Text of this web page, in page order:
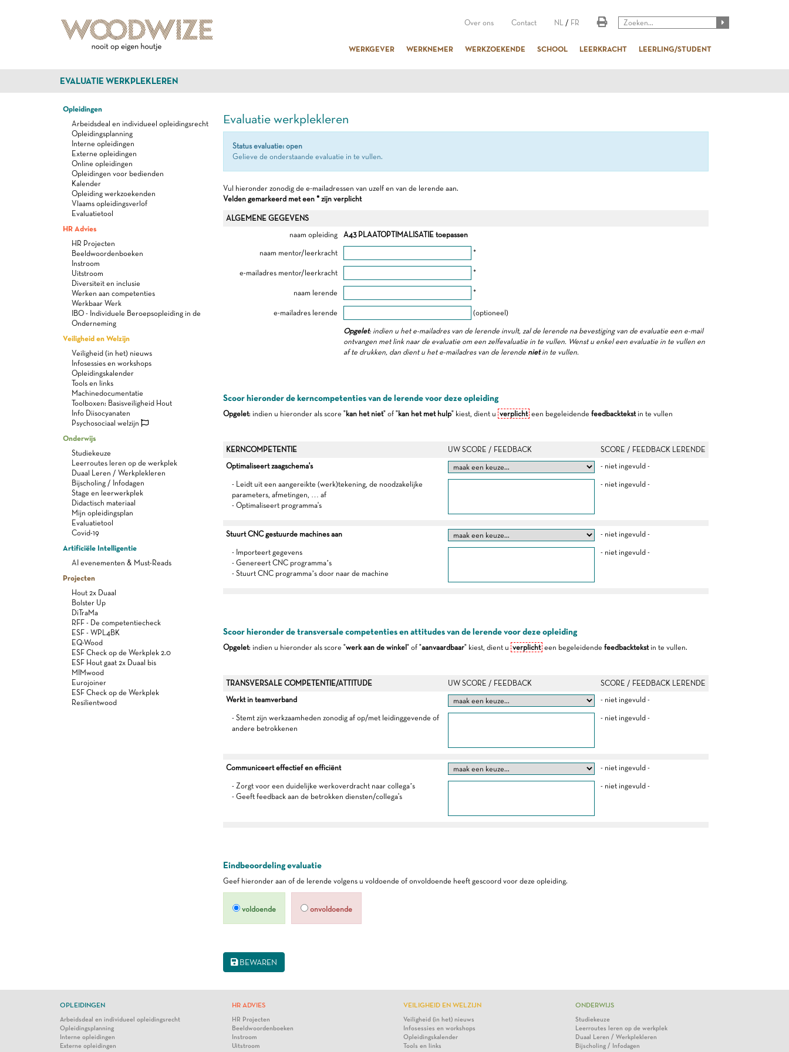
Over ons Contact NL / FR
WERKGEVER WERKNEMER WERKZOEKENDE SCHOOL LEERKRACHT LEERLING/STUDENT
EVALUATIE WERKPLEKLEREN
Opleidingen
Arbeidsdeal en individueel opleidingsrecht
Opleidingsplanning
Interne opleidingen
Externe opleidingen
Online opleidingen
Opleidingen voor bedienden
Kalender
Opleiding werkzoekenden
Vlaams opleidingsverlof
Evaluatietool
HR Advies
HR Projecten
Beeldwoordenboeken
Instroom
Uitstroom
Diversiteit en inclusie
Werken aan competenties
Werkbaar Werk
IBO - Individuele Beroepsopleiding in de
Onderneming
Veiligheid en Welzijn
Veiligheid (in het) nieuws
Infosessies en workshops
Opleidingskalender
Tools en links
Machinedocumentatie
Toolboxen: Basisveiligheid Hout
Info Diisocyanaten
Psychosociaal welzijn
Onderwijs
Studiekeuze
Leerroutes leren op de werkplek
Duaal Leren / Werkplekleren
Bijscholing / Infodagen
Stage en leerwerkplek
Didactisch materiaal
Mijn opleidingsplan
Evaluatietool
Covid-19
Artificiële Intelligentie
AI evenementen & Must-Reads
Projecten
Hout 2x Duaal
Bolster Up
DiTraMa
RFF - De competentiecheck
ESF - WPL4BK
EQ-Wood
ESF Check op de Werkplek 2.0
ESF Hout gaat 2x Duaal bis
MIMwood
Eurojoiner
ESF Check op de Werkplek
Resilientwood
Evaluatie werkplekleren
Status evaluatie: open
Gelieve de onderstaande evaluatie in te vullen.
Vul hieronder zonodig de e-mailadressen van uzelf en van de lerende aan.
Velden gemarkeerd met een * zijn verplicht
ALGEMENE GEGEVENS
naam opleiding
A43 PLAATOPTIMALISATIE toepassen
naam mentor/leerkracht *
e-mailadres mentor/leerkracht *
naam lerende *
e-mailadres lerende (optioneel)
Opgelet: indien u het e-mailadres van de lerende invult, zal de lerende na bevestiging van de evaluatie een e-mail
ontvangen met link naar de evaluatie om een zelfevaluatie in te vullen. Wenst u enkel een evaluatie in te vullen en
af te drukken, dan dient u het e-mailadres van de lerende nietin te vullen.
Scoor hieronder de kerncompetenties van de lerende voor deze opleiding
Opgelet: indien u hieronder als score "kan het niet" of "kan het met hulp" kiest, dient u verplichteen begeleidende feedbacktekstin te vullen
KERNCOMPETENTIE UW SCORE / FEEDBACK
SCORE / FEEDBACK LERENDE
Optimaliseert zaagschema's
- niet ingevuld -
- Leidt uit een aangereikte (werk)tekening, de noodzakelijke
parameters, afmetingen, … af
- Optimaliseert programma's
- niet ingevuld -
Stuurt CNC gestuurde machines aan - niet ingevuld -
- Importeert gegevens
- Genereert CNC programma’s
- Stuurt CNC programma’s door naar de machine
- niet ingevuld -
Scoor hieronder de transversale competenties en attitudes van de lerende voor deze opleiding
Opgelet: indien u hieronder als score "werk aan de winkel " of "aanvaardbaar" kiest, dient u verplichteen begeleidende feedbacktekstin te vullen.
TRANSVERSALE COMPETENTIE/ATTITUDE UW SCORE / FEEDBACK
SCORE / FEEDBACK LERENDE
Werkt in teamverband
- niet ingevuld -
- Stemt zijn werkzaamheden zonodig af op/met leidinggevende of
andere betrokkenen
- niet ingevuld -
Communiceert effectief en efficiënt - niet ingevuld -
- Zorgt voor een duidelijke werkoverdracht naar collega’s
- Geeft feedback aan de betrokken diensten/collega's
- niet ingevuld -
Eindbeoordeling evaluatie
Geef hieronder aan of de lerende volgens u voldoende of onvoldoende heeft gescoord voor deze opleiding.
voldoende onvoldoende
BEWAREN
OPLEIDINGEN
Arbeidsdeal en individueel opleidingsrecht
Opleidingsplanning
Interne opleidingen
Externe opleidingen
HR ADVIES
HR Projecten
Beeldwoordenboeken
Instroom
Uitstroom
VEILIGHEID EN WELZIJN
Veiligheid (in het) nieuws
Infosessies en workshops
Opleidingskalender
Tools en links
ONDERWIJS
Studiekeuze
Leerroutes leren op de werkplek
Duaal Leren / Werkplekleren
Bijscholing / Infodagen